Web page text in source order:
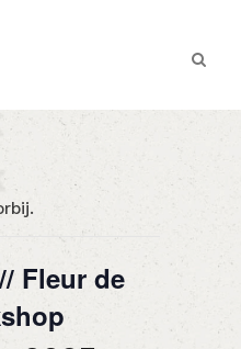
Fleur de